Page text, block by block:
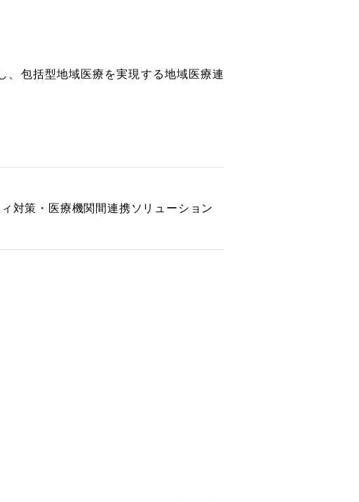
、包括型地域医療を実現する地域医療連
対策・医療機関間連携ソリューション